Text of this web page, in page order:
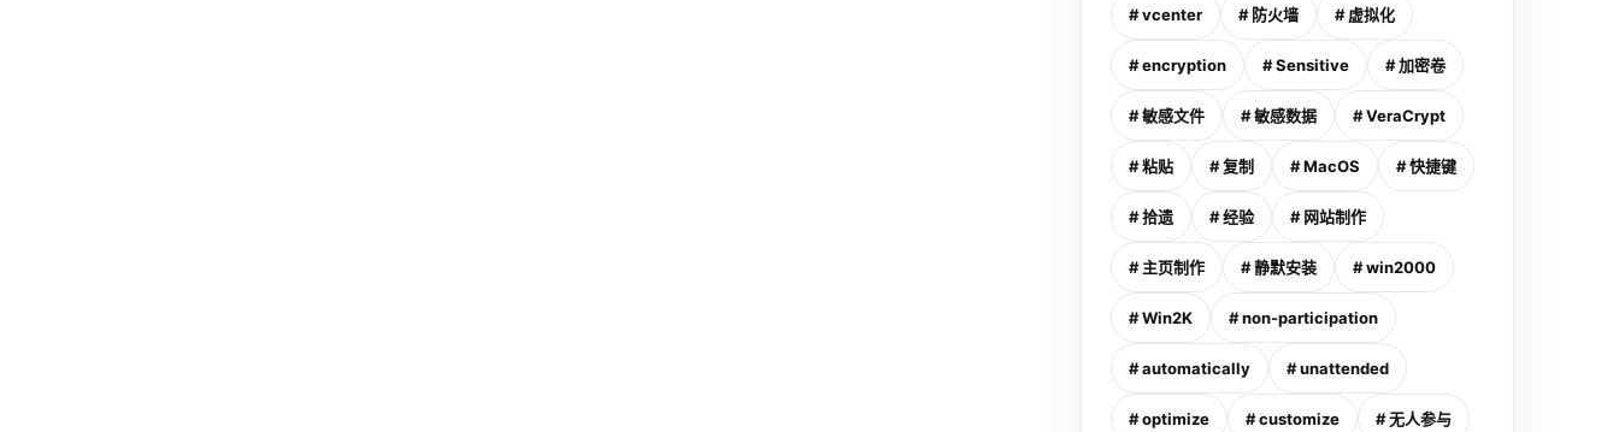
# vcenter # 防火墙 # 虚拟化
# encryption # Sensitive # 加密卷
# 敏感文件 # 敏感数据 # VeraCrypt
# 粘贴 # 复制 # MacOS # 快捷键
# 拾遗 # 经验 # 网站制作
# 主页制作 # 静默安装 # win2000
# Win2K # non-participation
# automatically # unattended
# optimize # customize # 无人参与